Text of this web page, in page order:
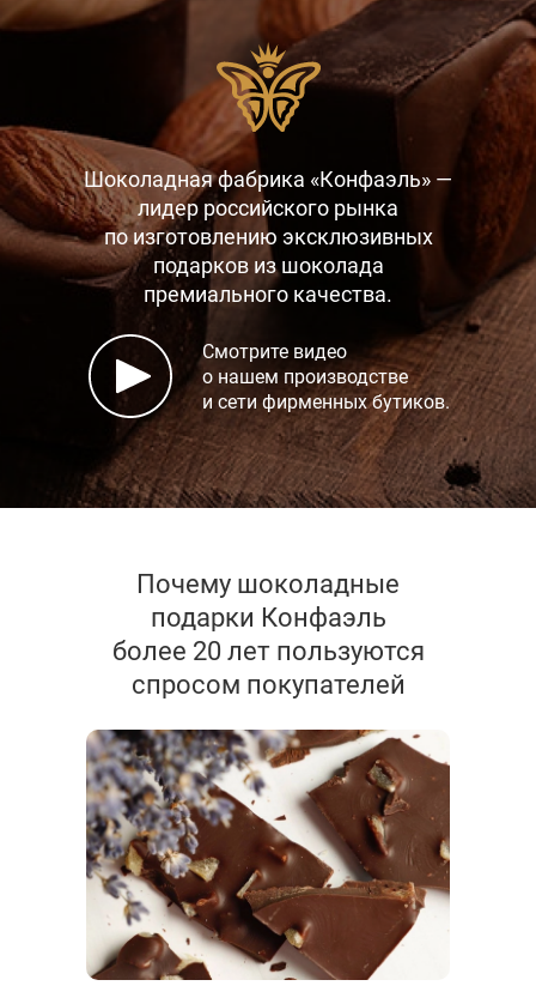
Шоколадная фабрика «Конфаэль» —
лидер российского рынка
по изготовлению эксклюзивных
подарков из шоколада
премиального качества.
Смотрите видео
о нашем производстве
и сети фирменных бутиков.
Почему шоколадные
подарки Конфаэль
более 20 лет пользуются
спросом покупателей